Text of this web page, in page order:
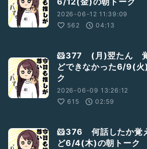
2026-06-12 11:39:09
562
04:13
🐹377 (月)翌たん
どできなかった6/9(火
ク
2026-06-09 13:26:12
615
02:59
🐹376 何話したか覚
ど6/4(木)の朝トーク